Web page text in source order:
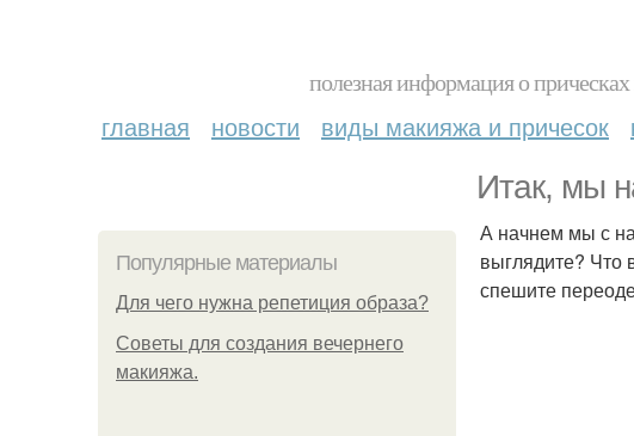
полезная информация о
главная новости виды макияжа и причесок
Итак, мы
Популярные материалы
Для чего нужна репетиция образа?
Советы для создания вечернего
макияжа.
А начнем мы с
выглядите? Что
спешите